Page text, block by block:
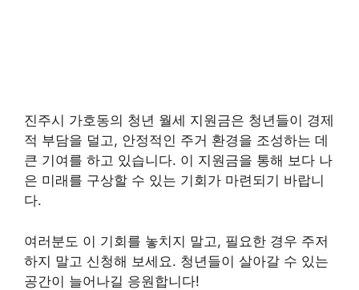
진주시 가호동의 청년 월세 지원금은 청년들이 경제
적 부담을 덜고, 안정적인 주거 환경을 조성하는 데
큰 기여를 하고 있습니다. 이 지원금을 통해 보다 나
은 미래를 구상할 수 있는 기회가 마련되기 바랍니
다.
여러분도 이 기회를 놓치지 말고, 필요한 경우 주저
하지 말고 신청해 보세요. 청년들이 살아갈 수 있는
공간이 늘어나길 응원합니다!